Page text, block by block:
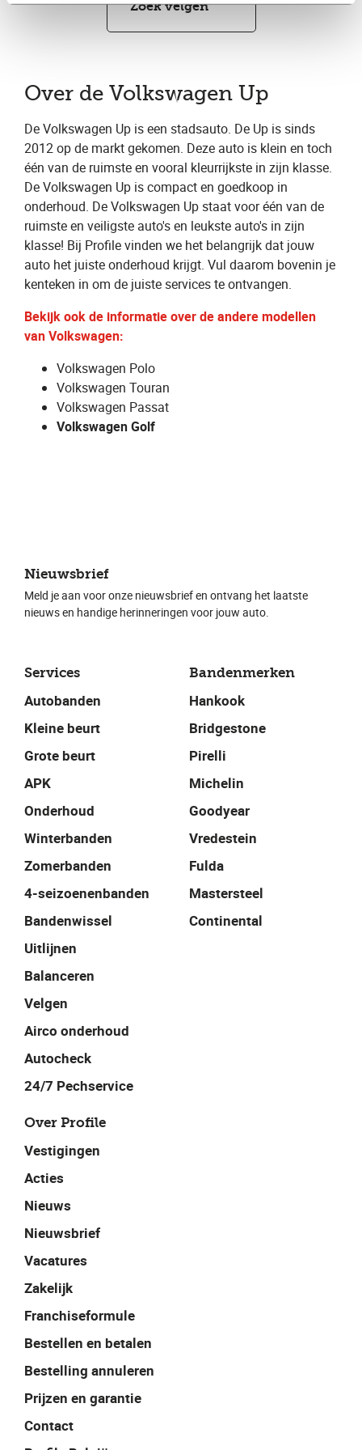
Zoek velgen
Over de Volkswagen Up
De Volkswagen Up is een stadsauto. De Up is sinds
2012 op de markt gekomen. Deze auto is klein en toch
één van de ruimste en vooral kleurrijkste in zijn klasse.
De Volkswagen Up is compact en goedkoop in
onderhoud. De Volkswagen Up staat voor één van de
ruimste en veiligste auto's en leukste auto's in zijn
klasse! Bij Profile vinden we het belangrijk dat jouw
auto het juiste onderhoud krijgt. Vul daarom bovenin je
kenteken in om de juiste services te ontvangen.
Bekijk ook de informatie over de andere modellen
van Volkswagen:
Volkswagen Polo
Volkswagen Touran
Volkswagen Passat
Volkswagen Golf
Services
Autobanden
Kleine beurt
Grote beurt
APK
Onderhoud
Winterbanden
Zomerbanden
4-seizoenenbanden
Bandenwissel
Uitlijnen
Balanceren
Velgen
Airco onderhoud
Autocheck
24/7 Pechservice
Bandenmerken
Hankook
Bridgestone
Pirelli
Michelin
Goodyear
Vredestein
Fulda
Mastersteel
Continental
Over Profile
Vestigingen
Acties
Nieuws
Nieuwsbrief
Vacatures
Zakelijk
Franchiseformule
Bestellen en betalen
Bestelling annuleren
Prijzen en garantie
Contact
Nieuwsbrief
Meld je aan voor onze nieuwsbrief en ontvang het laatste
nieuws en handige herinneringen voor jouw auto.